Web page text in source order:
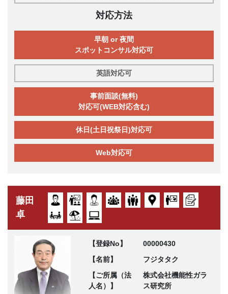
対応方法
早朝 or 夜間
スポットコンサル対応可
英語対応可
事前面談(無料)
対応可(WEB対応含む)
休日(土日祝祭日)対応可
Web対応可
藤田
卓
【登録No】
00000430
【名前】
フジタタク
【ご所属（法
人名）】
株式会社機能性ガラ
ス研究所